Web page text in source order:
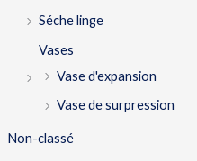
Séche linge
Vases
Vase d'expansion
Vase de surpression
Non-classé